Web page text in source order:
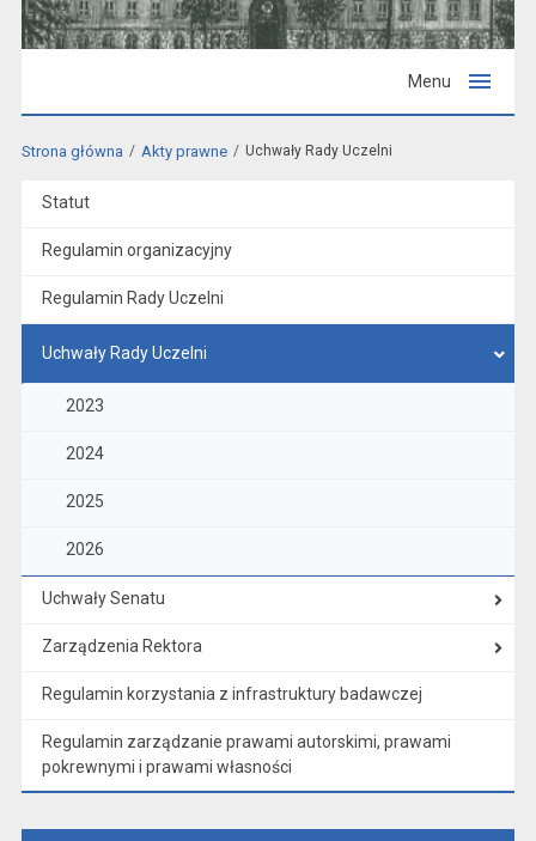
Menu
Strona główna Akty prawne Uchwały Rady Uczelni
Statut
Regulamin organizacyjny
Regulamin Rady Uczelni
Uchwały Rady Uczelni
2023
2024
2025
2026
Uchwały Senatu
Zarządzenia Rektora
Regulamin korzystania z infrastruktury badawczej
Regulamin zarządzanie prawami autorskimi, prawami
pokrewnymi i prawami własności